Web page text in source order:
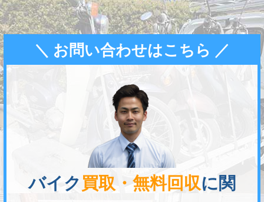
＼ お問い合わせはこちら ／
バイク 買取・無料回収に関